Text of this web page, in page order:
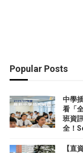
Popular Posts
中學
看「
班資
全！
【直